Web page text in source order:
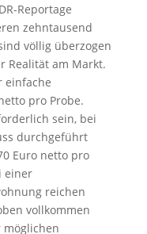
Reportage
zehntausend
völlig überzogen
Realität am Markt.
einfache
pro Probe.
sein, bei
durchgeführt
Euro netto pro
einer
reichen
vollkommen